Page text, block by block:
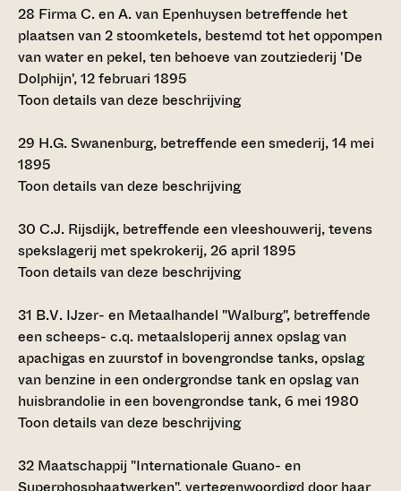
28 Firma C. en A. van Epenhuysen betreffende het
plaatsen van 2 stoomketels, bestemd tot het oppompen
van water en pekel, ten behoeve van zoutziederij 'De
Dolphijn', 12 februari 1895
Toon details van deze beschrijving
29 H.G. Swanenburg, betreffende een smederij, 14 mei
1895
Toon details van deze beschrijving
30 C.J. Rijsdijk, betreffende een vleeshouwerij, tevens
spekslagerij met spekrokerij, 26 april 1895
Toon details van deze beschrijving
31 B.V. IJzer- en Metaalhandel "Walburg", betreffende
een scheeps- c.q. metaalsloperij annex opslag van
apachigas en zuurstof in bovengrondse tanks, opslag
van benzine in een ondergrondse tank en opslag van
huisbrandolie in een bovengrondse tank, 6 mei 1980
Toon details van deze beschrijving
32 Maatschappij "Internationale Guano- en